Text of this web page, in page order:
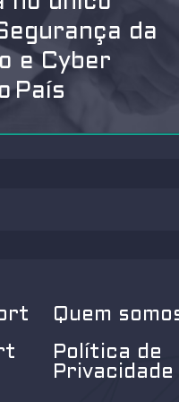
da
e Cyber
País
Quem
Política de
Privacidade